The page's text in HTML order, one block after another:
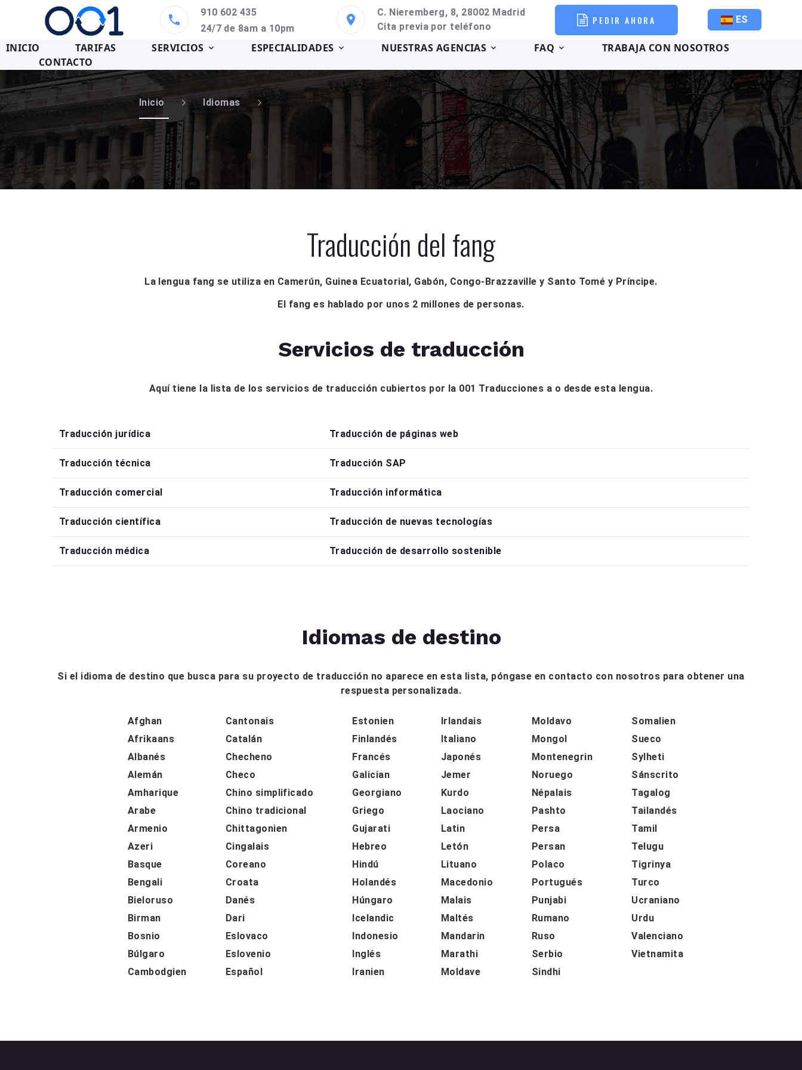
910 602 435
24/7 de 8am a 10pm
C. Nieremberg, 8, 28002 Madrid
Cita previa por teléfono
PEDIR AHORA ES
INICIO TARIFAS SERVICIOS ESPECIALIDADES NUESTRAS AGENCIAS FAQ
TRABAJA CON NOSOTROS
CONTACTO
Inicio Idiomas
Traducción del fang
La lengua fang se utiliza en Camerún, Guinea Ecuatorial, Gabón, Congo-Brazzaville y Santo Tomé y Príncipe.
El fang es hablado por unos 2 millones de personas.
Servicios de traducción
Aquí tiene la lista de los servicios de traducción cubiertos por la 001 Traducciones a o desde esta lengua.
Traducción jurídica Traducción de páginas web
Traducción técnica Traducción SAP
Traducción comercial Traducción informática
Traducción científica Traducción de nuevas tecnologías
Traducción médica Traducción de desarrollo sostenible
Idiomas de destino
Si el idioma de destino que busca para su proyecto de traducción no aparece en esta lista, póngase en contacto con nosotros para obtener una
respuesta personalizada.
Afghan
Afrikaans
Albanés
Alemán
Amharique
Arabe
Armenio
Azeri
Basque
Bengali
Bieloruso
Birman
Bosnio
Búlgaro
Cambodgien
Cantonais
Catalán
Checheno
Checo
Chino simplificado
Chino tradicional
Chittagonien
Cingalais
Coreano
Croata
Danés
Dari
Eslovaco
Eslovenio
Español
Estonien
Finlandés
Francés
Galician
Georgiano
Griego
Gujarati
Hebreo
Hindú
Holandés
Húngaro
Icelandic
Indonesio
Inglés
Iranien
Irlandais
Italiano
Japonés
Jemer
Kurdo
Laociano
Latin
Letón
Lituano
Macedonio
Malais
Maltés
Mandarin
Marathi
Moldave
Moldavo
Mongol
Montenegrin
Noruego
Népalais
Pashto
Persa
Persan
Polaco
Portugués
Punjabi
Rumano
Ruso
Serbio
Sindhi
Somalien
Sueco
Sylheti
Sánscrito
Tagalog
Tailandés
Tamil
Telugu
Tigrinya
Turco
Ucraniano
Urdu
Valenciano
Vietnamita